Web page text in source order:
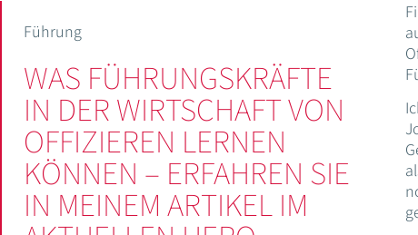
Führung
WAS FÜHRUNGSKRÄFTE
IN DER WIRTSCHAFT VON
OFFIZIEREN LERNEN
KÖNNEN – ERFAHREN SIE
IN MEINEM ARTIKEL IM